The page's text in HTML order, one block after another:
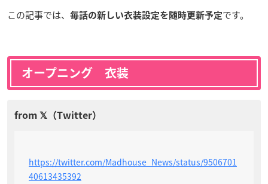
この記事では、 毎話の新しい衣装設定を随時更新予定です。
オープニング 衣装
https://twitter.com/Madhouse_News/status/9506701
40613435392